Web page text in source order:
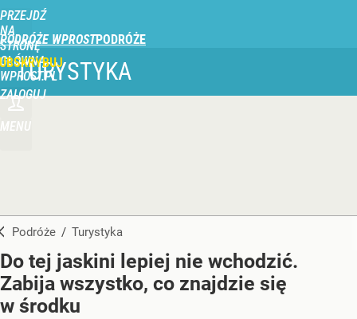
PRZEJDŹ
NA
STRONĘ
GŁÓWNĄ
WPROST.PL
PODRÓŻE WPROST
ZALOGUJ
MENU
TURYSTYKA
Podróże / Turystyka
Do tej jaskini lepiej nie wchodzić.
Zabija wszystko, co znajdzie się
w środku